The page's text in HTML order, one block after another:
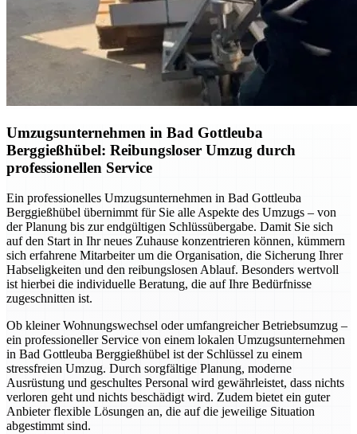
Umzugsunternehmen in Bad Gottleuba
Berggießhübel: Reibungsloser Umzug durch
professionellen Service
Ein professionelles Umzugsunternehmen in Bad Gottleuba
Berggießhübel übernimmt für Sie alle Aspekte des Umzugs – von
der Planung bis zur endgültigen Schlüssübergabe. Damit Sie sich
auf den Start in Ihr neues Zuhause konzentrieren können, kümmern
sich erfahrene Mitarbeiter um die Organisation, die Sicherung Ihrer
Habseligkeiten und den reibungslosen Ablauf. Besonders wertvoll
ist hierbei die individuelle Beratung, die auf Ihre Bedürfnisse
zugeschnitten ist.
Ob kleiner Wohnungswechsel oder umfangreicher Betriebsumzug –
ein professioneller Service von einem lokalen Umzugsunternehmen
in Bad Gottleuba Berggießhübel ist der Schlüssel zu einem
stressfreien Umzug. Durch sorgfältige Planung, moderne
Ausrüstung und geschultes Personal wird gewährleistet, dass nichts
verloren geht und nichts beschädigt wird. Zudem bietet ein guter
Anbieter flexible Lösungen an, die auf die jeweilige Situation
abgestimmt sind.